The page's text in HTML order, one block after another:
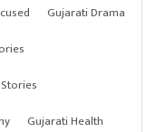
Gujarati Drama
Gujarati Health